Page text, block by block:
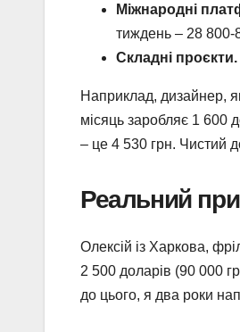
Міжнародні
тиждень – 28 800-
Складні проєкти.
Наприклад, дизайнер,
місяць заробляє 1 600
– це 4 530 грн. Чистий
Реальний
Олексій із Харкова,
2 500 доларів (90 000
до цього, я два роки